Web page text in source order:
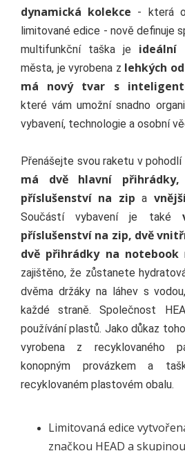
dynamická kolekce - která
limitované edice - nově definuje
multifunkční taška je
ideální
města, je vyrobena z lehkých
má nový tvar s
které vám umožní snadno
vybavení, technologie a osobní
Přenášejte svou raketu v
má dvě hlavní
příslušenství na zip a
Součástí vybavení je také
příslušenství na zip, dvě
dvě přihrádky na notebook
zajištěno, že zůstanete
dvěma držáky na láhev s
každé straně. Společnost
používání plastů. Jako důkaz
vyrobena z recyklovaného
konopným provázkem a
recyklovaném plastovém obalu.
Limitovaná edice
značkou HEAD a